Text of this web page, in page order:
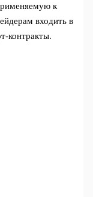
к
входить в
контракты.